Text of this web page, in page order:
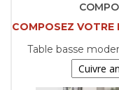
COMPOSEZ VOTRE
Table basse